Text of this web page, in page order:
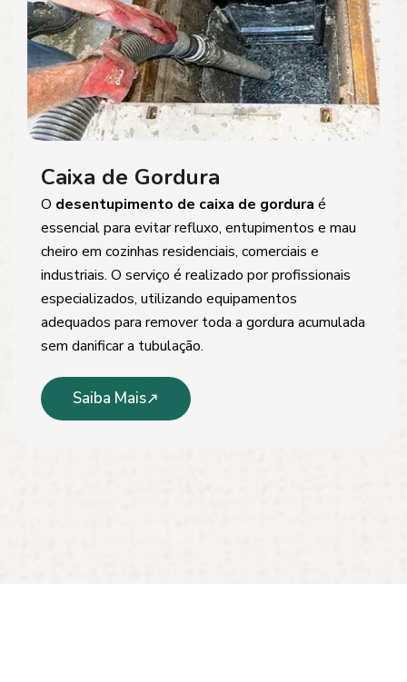
Caixa de Gordura
O desentupimento de caixa de gordura é
essencial para evitar refluxo, entupimentos e mau
cheiro em cozinhas residenciais, comerciais e
industriais. O serviço é realizado por profissionais
especializados, utilizando equipamentos
adequados para remover toda a gordura acumulada
sem danificar a tubulação.
Saiba Mais